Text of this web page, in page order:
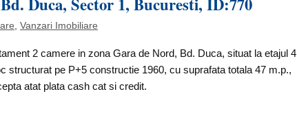
, Vanzari Imobiliare
2 camere in zona Gara de Nord, Bd. Duca, situat la etajul 4
structurat pe P+5 constructie 1960, cu suprafata totala 47 m.p.,
atat plata cash cat si credit.